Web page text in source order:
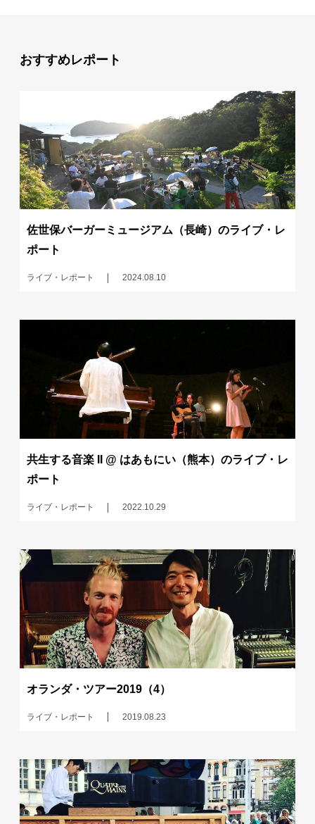
おすすめレポート
佐世保バーガーミュージアム（長崎）のライブ・レ
ポート
ライブ・レポート 2024.08.10
共生する音楽 II @ はあもにい（熊本）のライブ・レ
ポート
ライブ・レポート 2022.10.29
オランダ・ツアー2019（4）
ライブ・レポート 2019.08.23